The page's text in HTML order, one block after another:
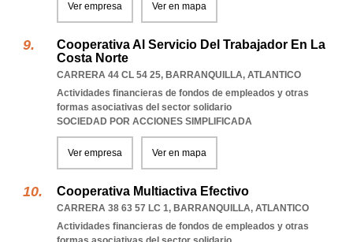
Ver empresa Ver en mapa
Cooperativa Al Servicio Del Trabajador En La
Costa Norte
CARRERA 44 CL 54 25, BARRANQUILLA, ATLANTICO
Actividades financieras de fondos de empleados y otras
formas asociativas del sector solidario
SOCIEDAD POR ACCIONES SIMPLIFICADA
Ver empresa Ver en mapa
Cooperativa Multiactiva Efectivo
CARRERA 38 63 57 LC 1, BARRANQUILLA, ATLANTICO
Actividades financieras de fondos de empleados y otras